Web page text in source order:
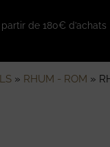
de 180€ d’achats
» RHUM - ROM »